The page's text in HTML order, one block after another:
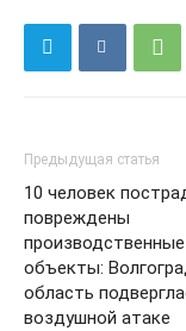
Предыдущая статья
10 человек
повреждены
производственные
объекты:
область
воздушной атаке